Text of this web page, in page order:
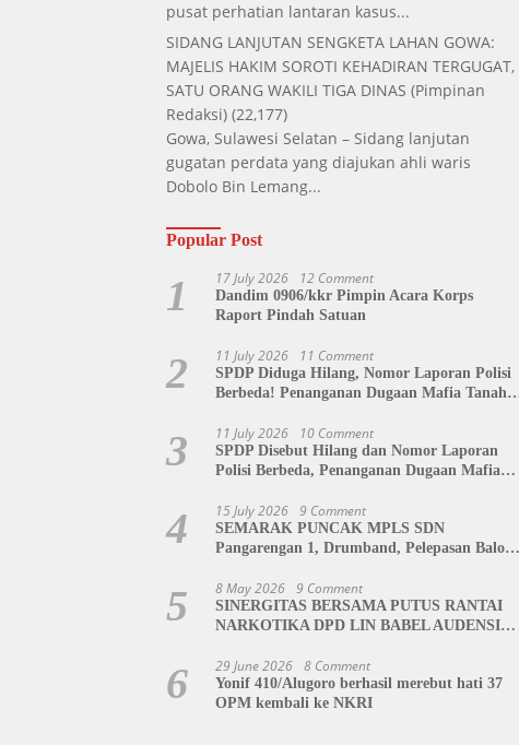
pusat perhatian lantaran kasus...
SIDANG LANJUTAN SENGKETA LAHAN GOWA:
MAJELIS HAKIM SOROTI KEHADIRAN TERGUGAT,
SATU ORANG WAKILI TIGA DINAS (Pimpinan
Redaksi) (22,177)
Gowa, Sulawesi Selatan – Sidang lanjutan
gugatan perdata yang diajukan ahli waris
Dobolo Bin Lemang...
Popular Post
1 17 July 2026 12 Comment
Dandim 0906/kkr Pimpin Acara Korps
Raport Pindah Satuan
2 11 July 2026 11 Comment
SPDP Diduga Hilang, Nomor Laporan Polisi
Berbeda! Penanganan Dugaan Mafia Tanah
Siap Kawal Hingga Tingkat Pusat
3 11 July 2026 10 Comment
SPDP Disebut Hilang dan Nomor Laporan
Polisi Berbeda, Penanganan Dugaan Mafia
4 15 July 2026 9 Comment
SEMARAK PUNCAK MPLS SDN
Pangarengan 1, Drumband, Pelepasan Balon,
Kegiatan
5 8 May 2026 9 Comment
SINERGITAS BERSAMA PUTUS RANTAI
NARKOTIKA DPD LIN BABEL AUDENSI
6 29 June 2026 8 Comment
Yonif 410/Alugoro berhasil merebut hati 37
OPM kembali ke NKRI